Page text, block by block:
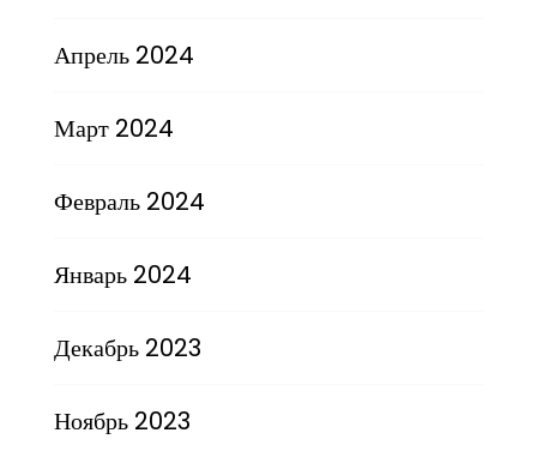
Апрель 2024
Март 2024
Февраль 2024
Январь 2024
Декабрь 2023
Ноябрь 2023